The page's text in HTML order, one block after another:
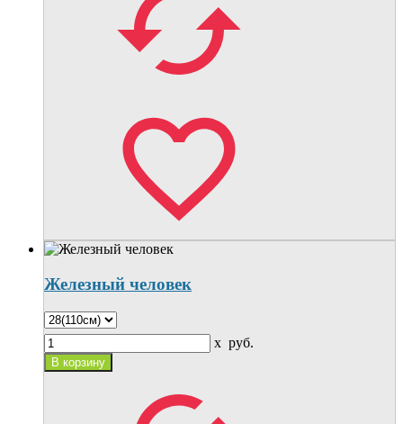
Железный человек
x руб.